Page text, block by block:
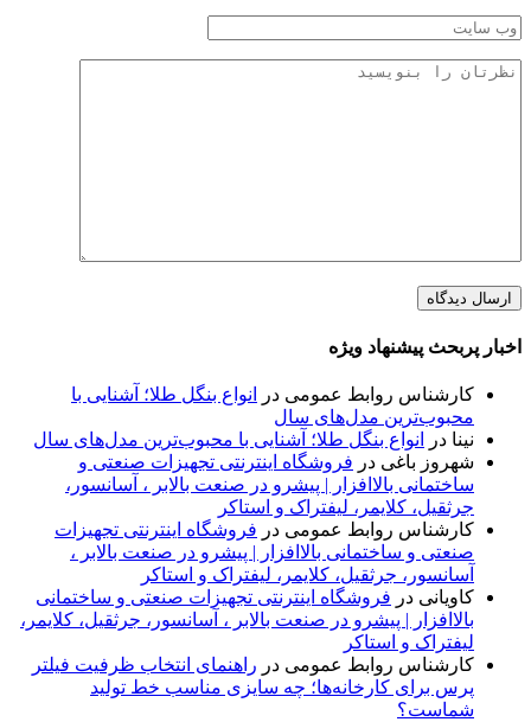
اخبار پربحث پیشنهاد ویژه
کارشناس روابط عمومی در
انواع بنگل طلا؛ آشنایی با
محبوب‌ترین مدل‌های سال
نینا در
انواع بنگل طلا؛ آشنایی با محبوب‌ترین مدل‌های سال
شهروز باغی در فروشگاه اینترنتی تجهیزات صنعتی و
ساختمانی بالاافزار | پیشرو در صنعت بالابر ، آسانسور،
جرثقیل، کلایمر، لیفتراک و استاکر
کارشناس روابط عمومی در فروشگاه اینترنتی تجهیزات
صنعتی و ساختمانی بالاافزار | پیشرو در صنعت بالابر ،
آسانسور، جرثقیل، کلایمر، لیفتراک و استاکر
کاویانی در فروشگاه اینترنتی تجهیزات صنعتی و ساختمانی
بالاافزار | پیشرو در صنعت بالابر ، آسانسور، جرثقیل، کلایمر،
لیفتراک و استاکر
کارشناس روابط عمومی در راهنمای انتخاب ظرفیت فیلتر
پرس برای کارخانه‌ها؛ چه سایزی مناسب خط تولید
شماست؟